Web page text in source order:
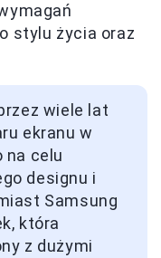
stylu życia oraz
wiele lat
ekranu w
na celu
designu i
Samsung
która
z dużymi